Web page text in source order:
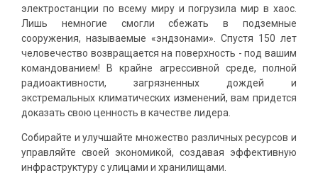
электростанции по всему миру и погрузила мир в хаос.
Лишь немногие смогли сбежать в подземные
сооружения, называемые «эндзонами». Спустя 150 лет
человечество возвращается на поверхность - под вашим
командованием! В крайне агрессивной среде, полной
радиоактивности, загрязненных дождей и
экстремальных климатических изменений, вам придется
доказать свою ценность в качестве лидера.
Собирайте и улучшайте множество различных ресурсов и
управляйте своей экономикой, создавая эффективную
инфраструктуру с улицами и хранилищами.